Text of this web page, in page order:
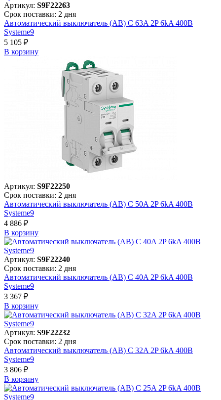
Артикул: S9F22263
Срок поставки: 2 дня
Автоматический выключатель (АВ) C 63A 2P 6kA 400В
Systeme9
5 105 ₽
В корзинy
Артикул: S9F22250
Срок поставки: 2 дня
Автоматический выключатель (АВ) C 50A 2P 6kA 400В
Systeme9
4 886 ₽
В корзинy
Артикул: S9F22240
Срок поставки: 2 дня
Автоматический выключатель (АВ) C 40A 2P 6kA 400В
Systeme9
3 367 ₽
В корзинy
Артикул: S9F22232
Срок поставки: 2 дня
Автоматический выключатель (АВ) C 32A 2P 6kA 400В
Systeme9
3 806 ₽
В корзинy